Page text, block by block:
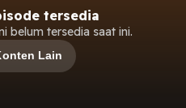
tersedia
belum tersedia saat ini.
Lain